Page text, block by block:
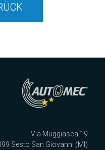
Via Muggiasca 19
Sesto San Giovanni (MI)